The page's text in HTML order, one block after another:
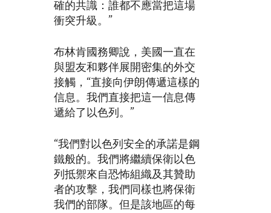
確的共識：誰都不應當把這場
衝突升級。”
布林肯國務卿說，美國一直在
與盟友和夥伴展開密集的外交
接觸，“直接向伊朗傳遞這樣的
信息。我們直接把這一信息傳
遞給了以色列。”
“我們對以色列安全的承諾是鋼
鐵般的。我們將繼續保衛以色
列抵禦來自恐怖組織及其贊助
者的攻擊，我們同樣也將保衛
我們的部隊。但是該地區的每